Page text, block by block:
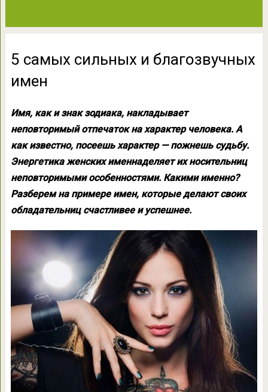
5 самых сильных и благозвучных
имен
Имя, как и знак зодиака, накладывает
неповторимый отпечаток на характер человека. А
как известно, посеешь характер — пожнешь судьбу.
Энергетика женских именнаделяет их носительниц
неповторимыми особенностями. Какими именно?
Разберем на примере имен, которые делают своих
обладательниц счастливее и успешнее.